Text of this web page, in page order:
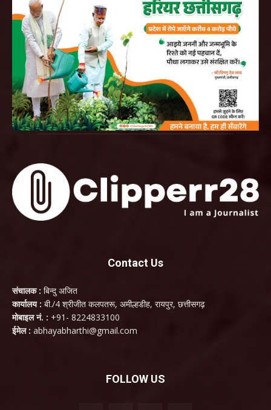
Contact Us
संचालक : बिन्दु अजित
कार्यालय : बी./4 श्रीजीत कलपतरू, अमील्हडीह, रायपुर, छत्तीसगढ़
मोबाइल नं. : +91- 8224833100
ईमेल : abhayabharthi@gmail.com
FOLLOW US